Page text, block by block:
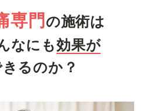
専門 の施術は
なにも効果が
るのか？